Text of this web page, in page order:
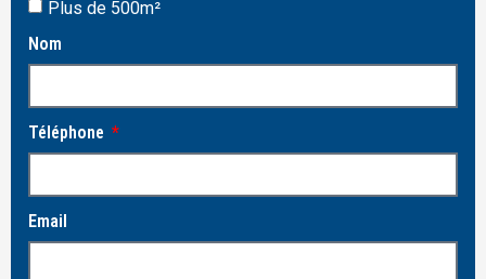
Plus de 500m²
Nom
Téléphone
Email